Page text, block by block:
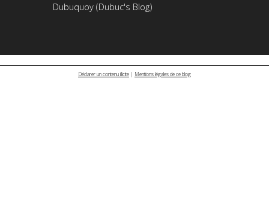
Dubuquoy (Dubuc's Blog)
Déclarer un contenu illicite | Mentions légales de ce blog